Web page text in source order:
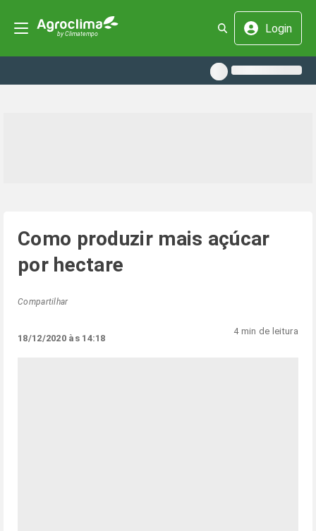
Login
Como produzir mais açúcar
por hectare
Compartilhar
18/12/2020 às 14:18
4 min de leitura